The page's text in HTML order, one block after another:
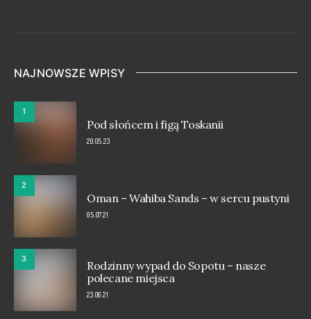
NAJNOWSZE WPISY
1
Pod słońcem i figą Toskanii
20.05.23
2
Oman – Wahiba Sands – w sercu pustyni
05.07.21
3
Rodzinny wypad do Sopotu – nasze
polecane miejsca
23.06.21